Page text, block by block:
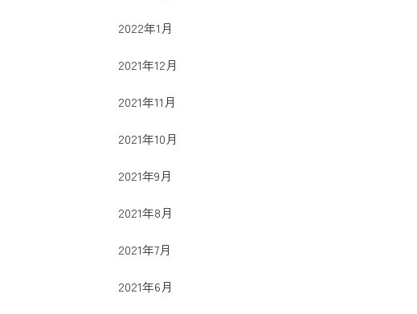
2022年1月
2021年12月
2021年11月
2021年10月
2021年9月
2021年8月
2021年7月
2021年6月